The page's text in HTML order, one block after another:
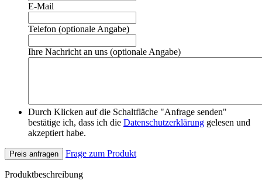
E-Mail
Telefon (optionale Angabe)
Ihre Nachricht an uns (optionale Angabe)
Durch Klicken auf die Schaltfläche "Anfrage senden"
bestätige ich, dass ich die Datenschutzerklärung gelesen und
akzeptiert habe.
Preis anfragen Frage zum Produkt
Produktbeschreibung